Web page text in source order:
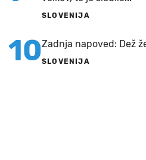
SLOVENIJA
10Zadnja napoved: Dež
SLOVENIJA